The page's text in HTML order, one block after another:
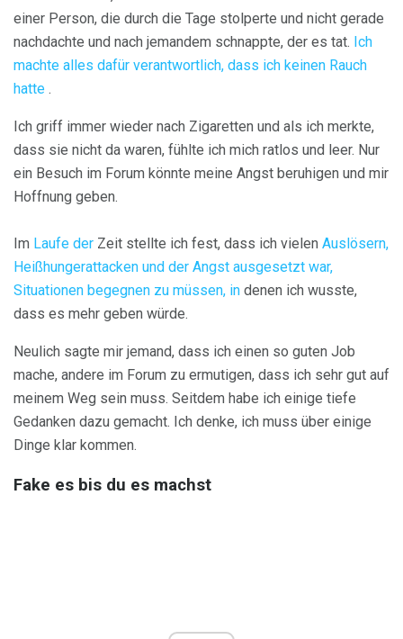
einer Person, die durch die Tage stolperte und nicht gerade
nachdachte und nach jemandem schnappte, der es tat. Ich
machte alles dafür verantwortlich, dass ich keinen Rauch
hatte .
Ich griff immer wieder nach Zigaretten und als ich merkte,
dass sie nicht da waren, fühlte ich mich ratlos und leer. Nur
ein Besuch im Forum könnte meine Angst beruhigen und mir
Hoffnung geben.
Im Laufe der Zeit stellte ich fest, dass ich vielen Auslösern,
Heißhungerattacken und der Angst ausgesetzt war,
Situationen begegnen zu müssen, in denen ich wusste,
dass es mehr geben würde.
Neulich sagte mir jemand, dass ich einen so guten Job
mache, andere im Forum zu ermutigen, dass ich sehr gut auf
meinem Weg sein muss. Seitdem habe ich einige tiefe
Gedanken dazu gemacht. Ich denke, ich muss über einige
Dinge klar kommen.
Fake es bis du es machst